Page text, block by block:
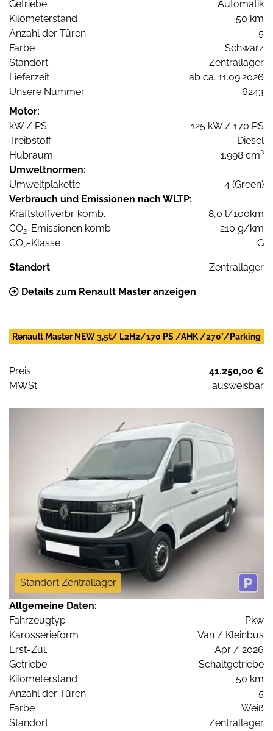
Getriebe
Automatik
Kilometerstand
50 km
Anzahl der Türen
5
Farbe
Schwarz
Standort
Zentrallager
Lieferzeit
ab ca. 11.09.2026
Unsere Nummer
6243
Motor:
kW / PS
125 kW / 170 PS
Treibstoff
Diesel
Hubraum
1.998 cm³
Umweltnormen:
Umweltplakette
4 (Green)
Verbrauch und Emissionen nach WLTP:
Kraftstoffverbr. komb.
8,0 l/100km
CO2-Emissionen komb.
210 g/km
CO2-Klasse G
Standort Zentrallager
Details zum Renault Master anzeigen
Renault Master NEW 3,5t/ L2H2/170 PS /AHK /270°/Parking
Preis:
41.250,00 €
MWSt:
ausweisbar
Standort Zentrallager
Allgemeine Daten:
Fahrzeugtyp
Pkw
Karosserieform
Van / Kleinbus
Erst-Zul.
Apr / 2026
Getriebe
Schaltgetriebe
Kilometerstand
50 km
Anzahl der Türen
5
Farbe
Weiß
Standort
Zentrallager